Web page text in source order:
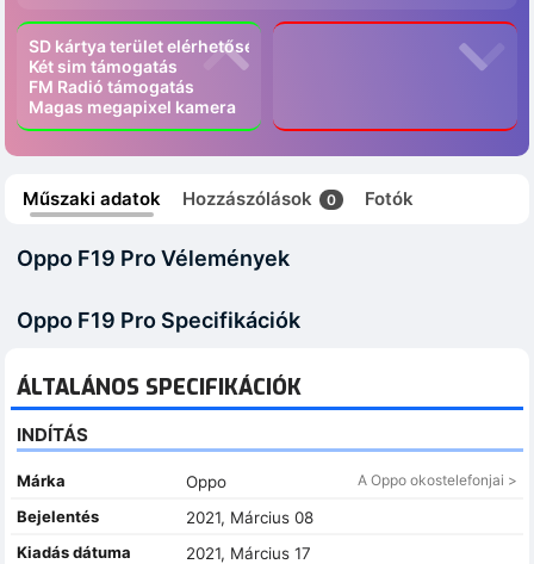
SD kártya terület elérhetőség
Két sim támogatás
FM Radió támogatás
Magas megapixel kamera
Műszaki adatok Hozzászólások 0 Fotók
Oppo F19 Pro Vélemények
Oppo F19 Pro Specifikációk
ÁLTALÁNOS SPECIFIKÁCIÓK
INDÍTÁS
Márka Oppo A Oppo okostelefonjai >
Bejelentés
2021, Március 08
Kiadás dátuma
2021, Március 17